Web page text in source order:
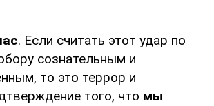
. Если считать этот удар по
сознательным и
то это террор и
того, что мы